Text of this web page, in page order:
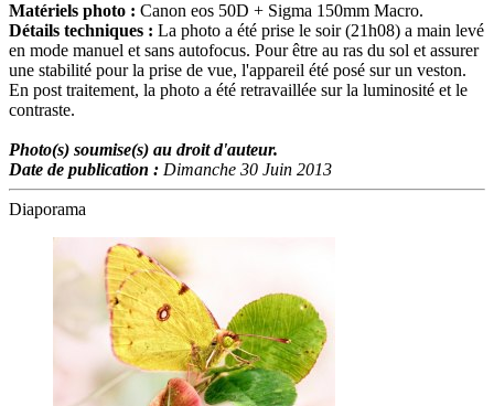
Matériels photo : Canon eos 50D + Sigma 150mm Macro.
Détails techniques : La photo a été prise le soir (21h08) a main levé
en mode manuel et sans autofocus. Pour être au ras du sol et assurer
une stabilité pour la prise de vue, l'appareil été posé sur un veston.
En post traitement, la photo a été retravaillée sur la luminosité et le
contraste.
Photo(s) soumise(s) au droit d'auteur.
Date de publication : Dimanche 30 Juin 2013
Diaporama